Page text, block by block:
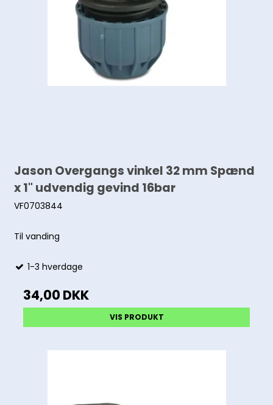
Jason Overgangs vinkel 32 mm Spænd
x 1" udvendig gevind 16bar
VF0703844
Til vanding
1-3 hverdage
34,00 DKK
VIS PRODUKT